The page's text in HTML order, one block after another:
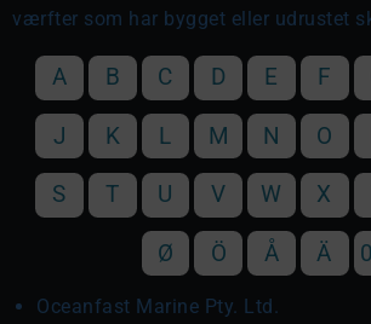
værfter som har bygget eller udrustet
A B C D E F
J K L M N O
S T U V W X
Ø Ö Å Ä
Oceanfast Marine Pty. Ltd.